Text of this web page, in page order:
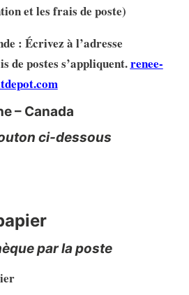
et les frais de poste)
: Écrivez à l’adresse
de postes s’appliquent.renee-
– Canada
ci-dessous
par la poste